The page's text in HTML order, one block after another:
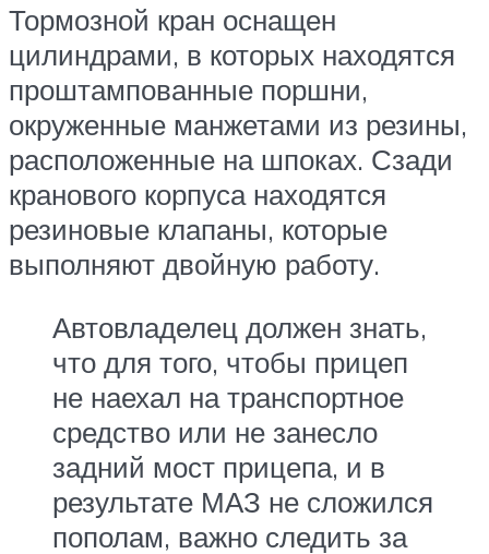
Тормозной кран оснащен
цилиндрами, в которых находятся
проштампованные поршни,
окруженные манжетами из резины,
расположенные на шпоках. Сзади
кранового корпуса находятся
резиновые клапаны, которые
выполняют двойную работу.
Автовладелец должен знать,
что для того, чтобы прицеп
не наехал на транспортное
средство или не занесло
задний мост прицепа, и в
результате МАЗ не сложился
пополам, важно следить за